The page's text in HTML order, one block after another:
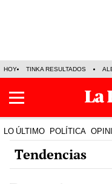
HOY TINKA RESULTADOS
LO ÚLTIMO POLÍTICA
Tendencias